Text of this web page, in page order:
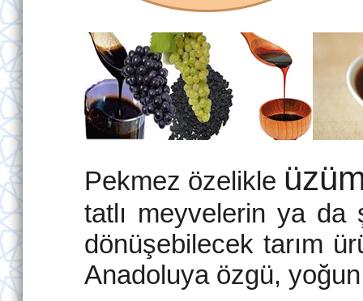
Pekmez özelikle
tatlı meyvelerin ya da
dönüşebilecek tarım
Anadoluya özgü,